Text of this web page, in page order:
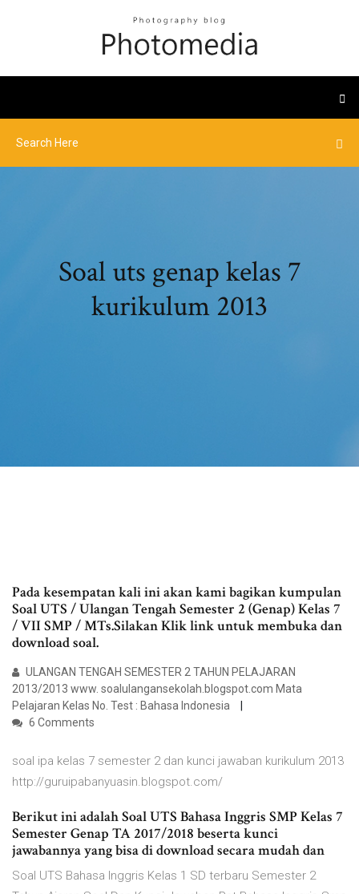
Soal uts genap kelas 7
kurikulum 2013
Pada kesempatan kali ini akan kami bagikan kumpulan
Soal UTS / Ulangan Tengah Semester 2 (Genap) Kelas 7
/ VII SMP / MTs.Silakan Klik link untuk membuka dan
download soal.
ULANGAN TENGAH SEMESTER 2 TAHUN PELAJARAN
2013/2013 www. soalulangansekolah.blogspot.com Mata
Pelajaran Kelas No. Test : Bahasa Indonesia
6 Comments
soal ipa kelas 7 semester 2 dan kunci jawaban kurikulum 2013
http://guruipabanyuasin.blogspot.com/
Berikut ini adalah Soal UTS Bahasa Inggris SMP Kelas 7
Semester Genap TA 2017/2018 beserta kunci
jawabannya yang bisa di download secara mudah dan
Soal UTS Bahasa Inggris Kelas 1 SD terbaru Semester 2